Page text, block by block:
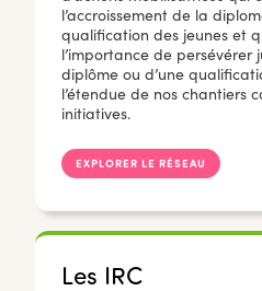
l’accroissement de la
qualification des jeunes et
l’importance de persévérer
diplôme ou d’une
l’étendue de nos chantiers
initiatives.
EXPLORER LE RÉSEAU
Les IRC